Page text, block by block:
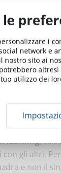
è uno
difficile nel
vendite in
si parla di
learning,
gli altri.
e non il
le
i
network e
sito ai
utilizzo dei